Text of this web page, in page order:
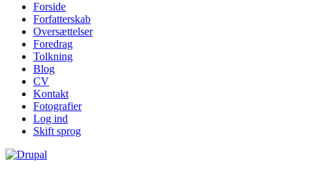
Forside
Forfatterskab
Oversættelser
Foredrag
Tolkning
Blog
CV
Kontakt
Fotografier
Log ind
Skift sprog